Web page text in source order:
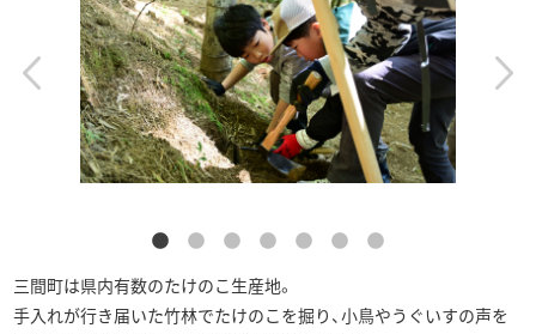
ダウンロード
ムービー
愛媛県グリーン・ツーリズム推進協議会について
お問い合わせ サイトマップ
三間町は県内有数のたけのこ生産地。
手入れが行き届いた竹林でたけのこを掘り、小鳥やうぐいすの声を